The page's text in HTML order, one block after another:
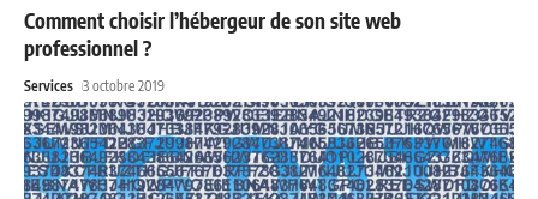
Comment choisir l’hébergeur de son site web
professionnel ?
Services 3 octobre 2019